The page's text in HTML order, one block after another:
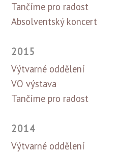
Tančíme pro radost
Absolventský koncert
2015
Výtvarné oddělení
VO výstava
Tančíme pro radost
2014
Výtvarné oddělení